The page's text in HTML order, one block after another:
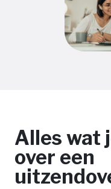
Alles wat
over een